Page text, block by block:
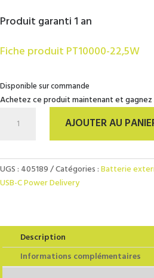
Produit garanti 1 an
Fiche produit PT10000-22,5W
Disponible sur commande
Achetez ce produit maintenant et gagnez
USB-
C
Power
Delivery
22,5W
AJOUTER AU
UGS : 405189 Catégories :Batterie
USB-C Power Delivery
Description
Informations complémentaires